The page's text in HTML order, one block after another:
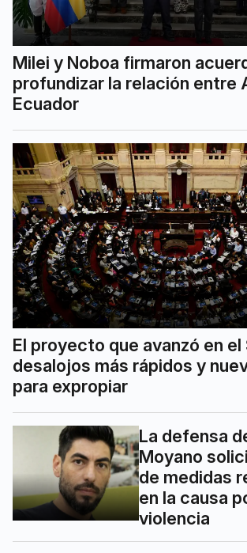
Milei y Noboa firmaron
profundizar la relación entre
Ecuador
El proyecto que avanzó en el
desalojos más rápidos y
para expropiar
La defensa
Moyano
de medidas
en la causa
violencia